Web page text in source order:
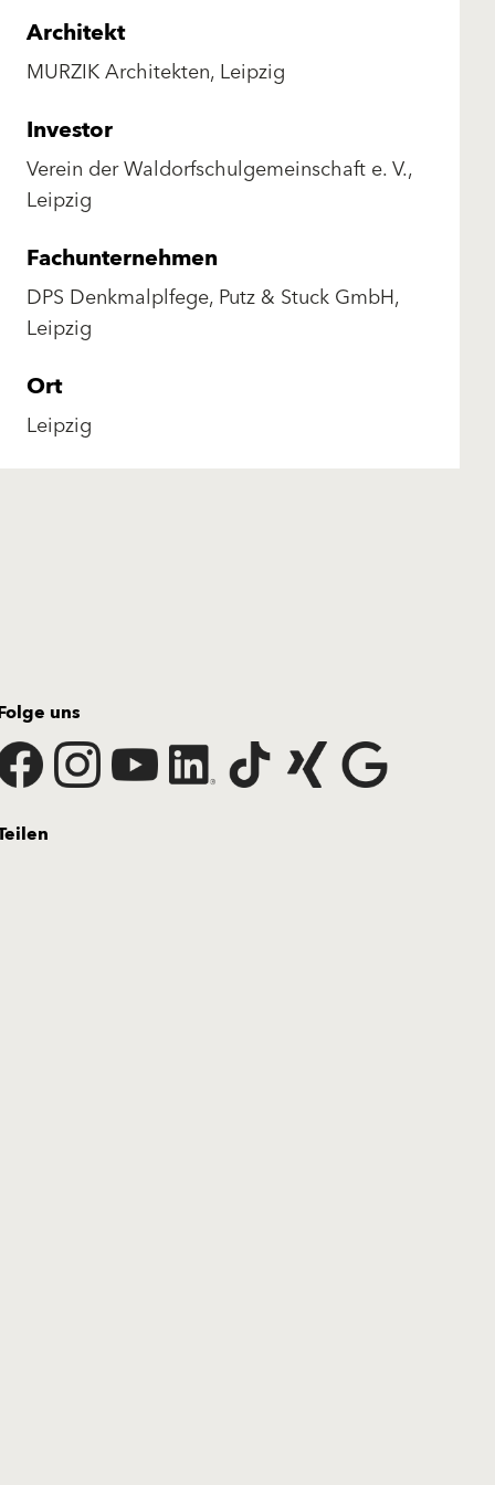
Architekt
MURZIK Architekten, Leipzig
Investor
Verein der Waldorfschulgemeinschaft e. V.,
Leipzig
Fachunternehmen
DPS Denkmalplfege, Putz & Stuck GmbH,
Leipzig
Ort
Leipzig
uns